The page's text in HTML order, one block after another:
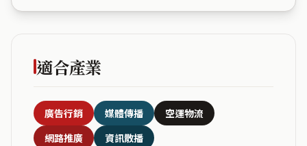
適合產業
廣告行銷 媒體傳播
空運物流
網路推廣
資訊散播